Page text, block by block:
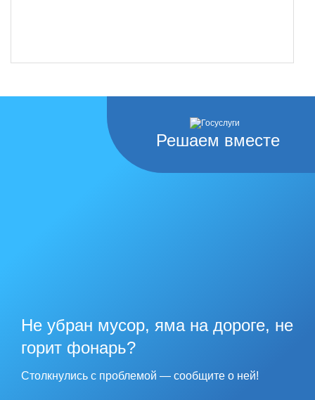
Решаем вместе
Не убран мусор, яма на дороге, не
горит фонарь?
Столкнулись с проблемой — сообщите о ней!